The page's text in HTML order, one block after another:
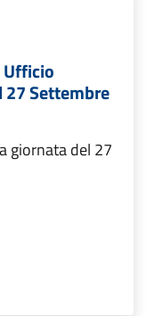
Ufficio
27 Settembre
giornata del 27